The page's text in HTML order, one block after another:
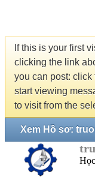
If this is your first
clicking the link
you can post: click
start viewing
to visit from the
Xem Hồ sơ: